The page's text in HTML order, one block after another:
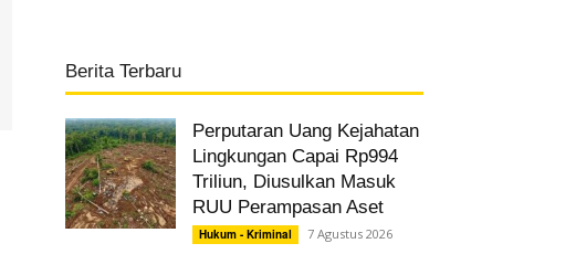
Berita Terbaru
Perputaran Uang Kejahatan
Lingkungan Capai Rp994
Triliun, Diusulkan Masuk
RUU Perampasan Aset
Hukum - Kriminal 7 Agustus 2026